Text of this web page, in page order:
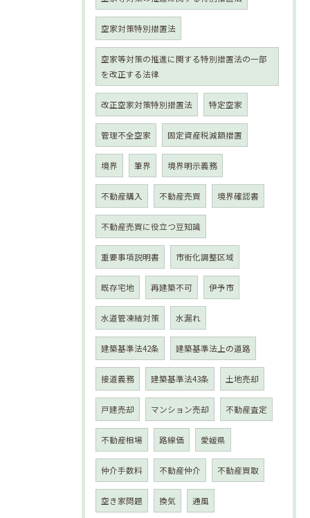
空家対策特別措置法
空家等対策の推進に関する特別措置法の一部
を改正する法律
改正空家対策特別措置法 特定空家
管理不全空家 固定資産税減額措置
境界 筆界 境界明示義務
不動産購入 不動産売買 境界確認書
不動産売買に役立つ豆知識
重要事項説明書 市街化調整区域
既存宅地 再建築不可 伊予市
水道管凍結対策 水漏れ
建築基準法42条 建築基準法上の道路
接道義務 建築基準法43条 土地売却
戸建売却 マンション売却 不動産査定
不動産相場 路線価 愛媛県
仲介手数料 不動産仲介 不動産買取
空き家問題 換気 通風